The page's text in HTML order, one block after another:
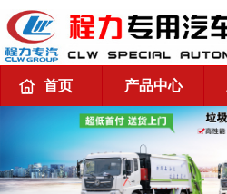
首页 产品中心